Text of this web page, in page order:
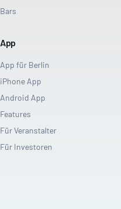
Bars
App
App für Berlin
iPhone App
Android App
Features
Für Veranstalter
Für Investoren